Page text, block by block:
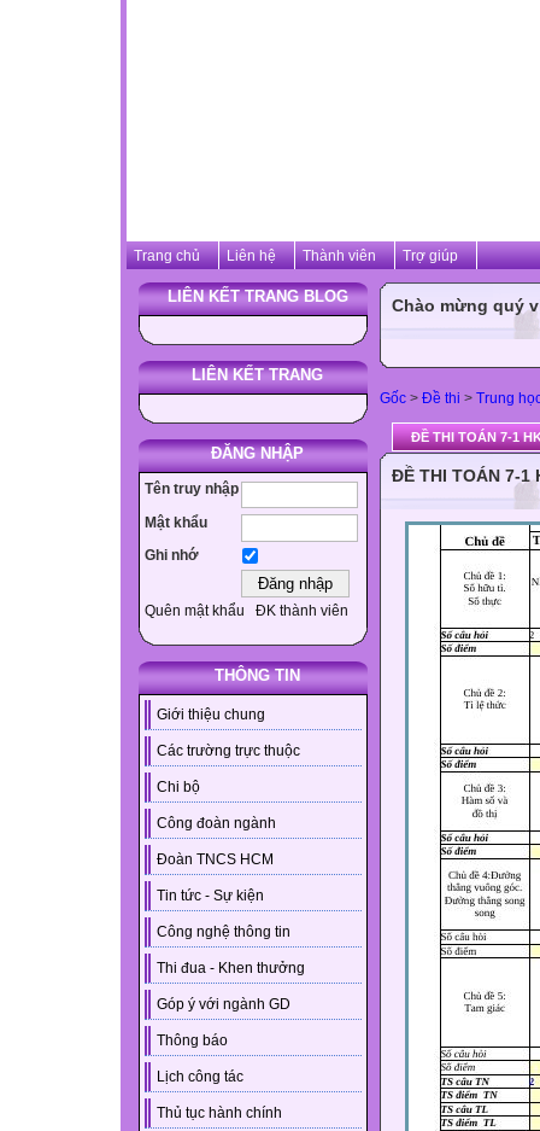
Trang chủ Liên hệ Thành viên Trợ giúp
LIÊN KẾT TRANG BLOG
LIÊN KẾT TRANG
ĐĂNG NHẬP
Tên truy nhập
Mật khẩu
Ghi nhớ
Quên mật khẩu ĐK thành viên
THÔNG TIN
Giới thiệu chung
Các trường trực thuộc
Chi bộ
Công đoàn ngành
Đoàn TNCS HCM
Tin tức - Sự kiện
Công nghệ thông tin
Thi đua - Khen thưởng
Góp ý với ngành GD
Thông báo
Lịch công tác
Thủ tục hành chính
Chào mừng quý
Gốc > Đề thi > Trung
ĐỀ THI TOÁN 7-1
ĐỀ THI TOÁN 7-1